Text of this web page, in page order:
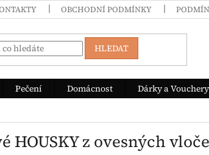
OBCHODNÍ PODMÍNKY
HLEDAT
Pečení Domácnost
Dárky a Vouchery
HOUSKY z ovesných